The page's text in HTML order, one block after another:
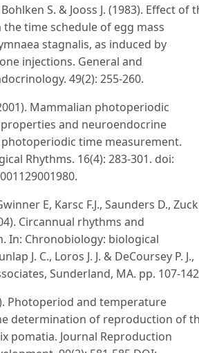
S. & Jooss J. (1983). Effect of
time schedule of egg mass
stagnalis, as induced by
injections. General and
49(2): 255-260.
Mammalian photoperiodic
and neuroendocrine
time measurement.
Rhythms. 16(4): 283-301. doi:
E, Karsc F.J., Saunders D.,
Circannual rhythms and
In: Chronobiology: biological
J. C., Loros J. J. & DeCoursey P. J.,
Sunderland, MA. pp. 107-
Photoperiod and temperature
determination of reproduction of
pomatia. Journal Reproduction